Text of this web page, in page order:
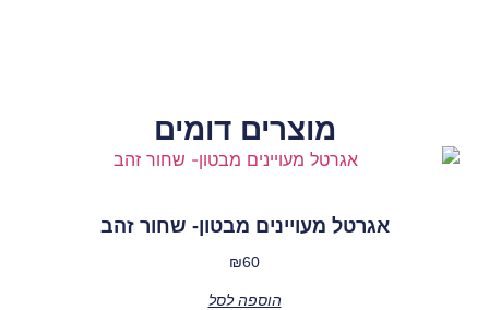
מוצרים דומים
אגרטל מעויינים מבטון- שחור זהב
₪60
הוספה לסל